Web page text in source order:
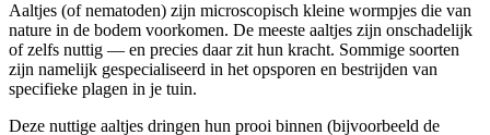
Aaltjes (of nematoden) zijn microscopisch kleine wormpjes die van
nature in de bodem voorkomen. De meeste aaltjes zijn onschadelijk
of zelfs nuttig — en precies daar zit hun kracht. Sommige soorten
zijn namelijk gespecialiseerd in het opsporen en bestrijden van
specifieke plagen in je tuin.
Deze nuttige aaltjes dringen hun prooi binnen (bijvoorbeeld de